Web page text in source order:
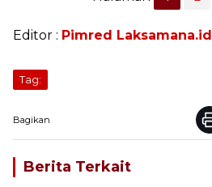
Editor : Pimred Laksamana.id
Tag:
Bagikan
Berita Terkait